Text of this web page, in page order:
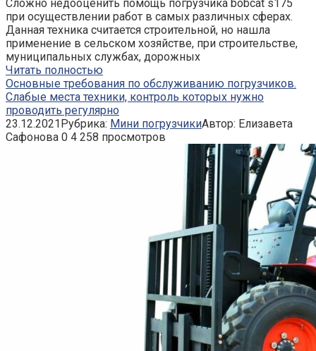
Сложно недооценить помощь погрузчика bobcat s175
при осуществлении работ в самых различных сферах.
Данная техника считается строительной, но нашла
применение в сельском хозяйстве, при строительстве,
муниципальных службах, дорожных
Читать полностью
Основные требования по обслуживанию погрузчиков.
Слабые места техники, контроль которых нужно
проводить регулярно
23.12.2021Рубрика: Мини погрузчикиАвтор: Елизавета
Сафонова 0 4 258 просмотров